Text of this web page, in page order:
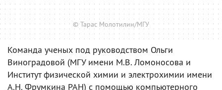
© Тарас Молотилин/МГУ
Команда ученых под руководством Ольги
Виноградовой (МГУ имени М.В. Ломоносова и
Институт физической химии и электрохимии имени
А.Н. Фрумкина РАН) с помощью компьютерного